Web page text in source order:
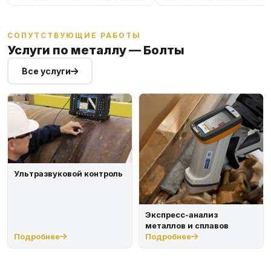
СОПУТСТВУЮЩИЕ РАБОТЫ
Услуги по металлу — Болты
Все услуги
Ультразвуковой контроль
Подробнее
Экспресс-анализ
металлов и сплавов
Подробнее